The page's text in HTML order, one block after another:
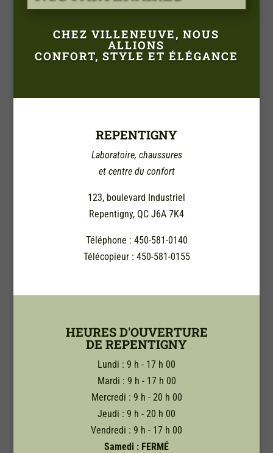
CHEZ VILLENEUVE, NOUS
ALLIONS
CONFORT, STYLE ET ÉLÉGANCE
REPENTIGNY
Laboratoire, chaussures
et centre du confort
123, boulevard Industriel
Repentigny, QC J6A 7K4
Téléphone : 450-581-0140
Télécopieur : 450-581-0155
HEURES D'OUVERTURE
DE REPENTIGNY
Lundi : 9 h - 17 h 00
Mardi : 9 h - 17 h 00
Mercredi : 9 h - 20 h 00
Jeudi : 9 h - 20 h 00
Vendredi : 9 h - 17 h 00
Samedi : FERMÉ